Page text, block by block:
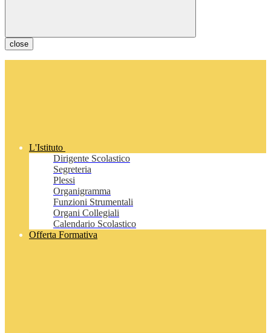
close
L'Istituto
Dirigente Scolastico
Segreteria
Plessi
Organigramma
Funzioni Strumentali
Organi Collegiali
Calendario Scolastico
Offerta Formativa